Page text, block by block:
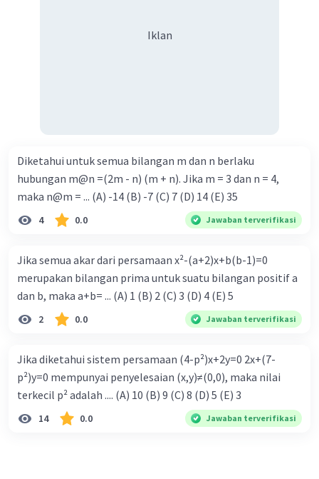
Iklan
Diketahui untuk semua bilangan m dan n berlaku
hubungan m@n =(2m - n) (m + n). Jika m = 3 dan n = 4,
maka n@m = ... (A) -14 (B) -7 (C) 7 (D) 14 (E) 35
4 0.0 Jawaban terverifikasi
Jika semua akar dari persamaan x²-(a+2)x+b(b-1)=0
merupakan bilangan prima untuk suatu bilangan positif a
dan b, maka a+b= ... (A) 1 (B) 2 (C) 3 (D) 4 (E) 5
2 0.0 Jawaban terverifikasi
Jika diketahui sistem persamaan (4-p²)x+2y=0 2x+(7-
p²)y=0 mempunyai penyelesaian (x,y)≠(0,0), maka nilai
terkecil p² adalah .... (A) 10 (B) 9 (C) 8 (D) 5 (E) 3
14 0.0 Jawaban terverifikasi